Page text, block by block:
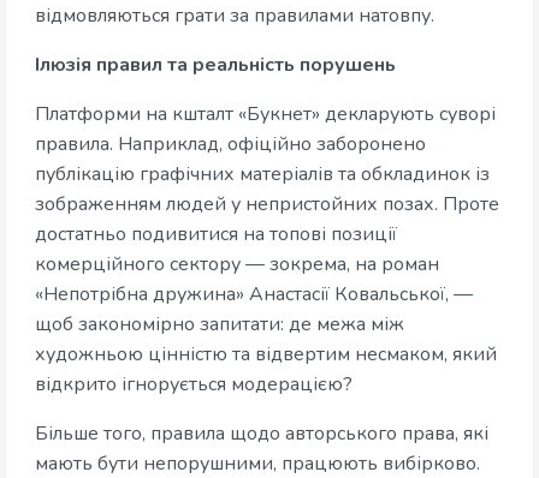
відмовляються грати за правилами натовпу.
Ілюзія правил та реальність порушень
Платформи на кшталт «Букнет» декларують суворі
правила. Наприклад, офіційно заборонено
публікацію графічних матеріалів та обкладинок із
зображенням людей у непристойних позах. Проте
достатньо подивитися на топові позиції
комерційного сектору — зокрема, на роман
«Непотрібна дружина» Анастасії Ковальської, —
щоб закономірно запитати: де межа між
художньою цінністю та відвертим несмаком, який
відкрито ігнорується модерацією?
Більше того, правила щодо авторського права, які
мають бути непорушними, працюють вибірково.